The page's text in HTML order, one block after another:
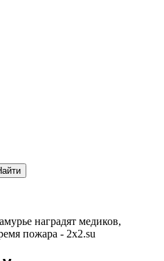
наградят медиков,
пожара - 2x2.su